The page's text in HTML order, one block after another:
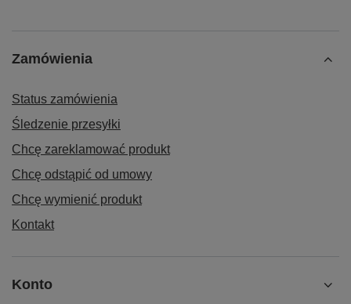
Zamówienia
Status zamówienia
Śledzenie przesyłki
Chcę zareklamować produkt
Chcę odstąpić od umowy
Chcę wymienić produkt
Kontakt
Konto